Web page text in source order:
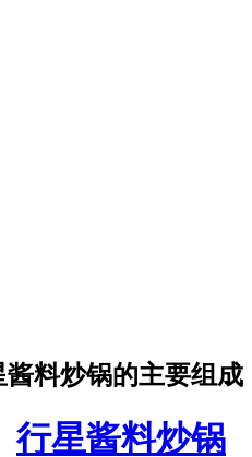
料炒锅的主要组成
行星酱料炒锅